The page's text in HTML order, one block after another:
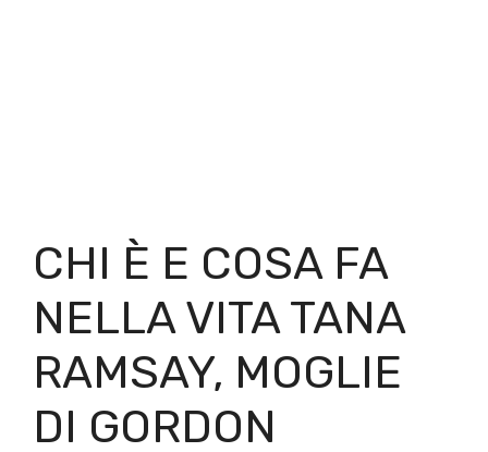
CHI È E COSA FA
NELLA VITA TANA
RAMSAY, MOGLIE
DI GORDON